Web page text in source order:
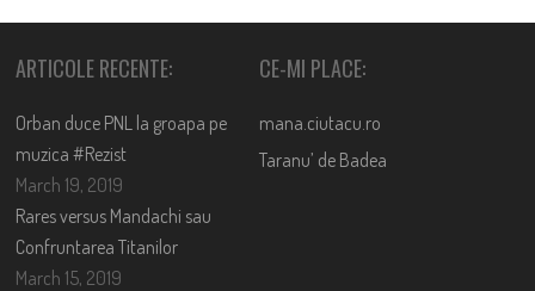
ARTICOLE RECENTE:
Orban duce PNL la groapa pe
muzica #Rezist
March 19, 2019
Rares versus Mandachi sau
Confruntarea Titanilor
March 15, 2019
CE-MI PLACE:
mana.ciutacu.ro
Taranu’ de Badea